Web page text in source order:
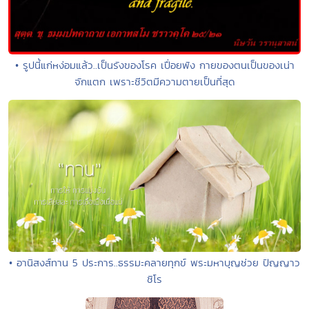
• รูปนี้แก่หง่อมแล้ว..เป็นรังของโรค เปื่อยพัง กายของตนเป็นของเน่า
จักแตก เพราะชีวิตมีความตายเป็นที่สุด
• อานิสงส์ทาน 5 ประการ..ธรรมะคลายทุกข์ พระมหาบุญช่วย ปัญญาว
ชิโร